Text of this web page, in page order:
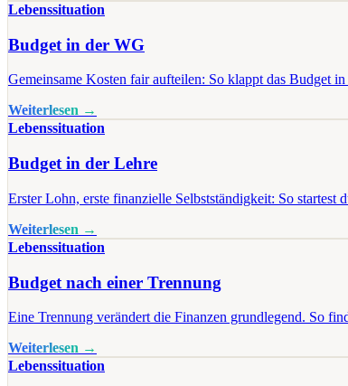
Lebenssituation
Budget in der WG
Gemeinsame Kosten fair aufteilen: So klappt das Budget
Weiterlesen →
Lebenssituation
Budget in der Lehre
Erster Lohn, erste finanzielle Selbstständigkeit: So startest
Weiterlesen →
Lebenssituation
Budget nach einer Trennung
Eine Trennung verändert die Finanzen grundlegend. So
Weiterlesen →
Lebenssituation